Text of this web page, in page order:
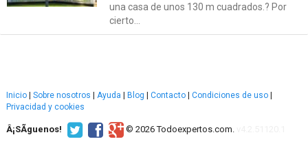
una casa de unos 130 m cuadrados.? Por
cierto...
Inicio | Sobre nosotros | Ayuda | Blog | Contacto | Condiciones de uso |
Privacidad y cookies
Â¡SÃ­guenos! © 2026 Todoexpertos.com.